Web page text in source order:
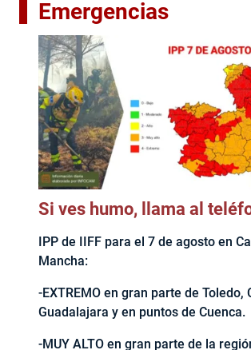
Emergencias
Si ves humo, llama al
IPP de IIFF para el 7 de agosto en
Mancha:
-EXTREMO en gran parte de Toledo,
Guadalajara y en puntos de Cuenca.
-MUY ALTO en gran parte de la